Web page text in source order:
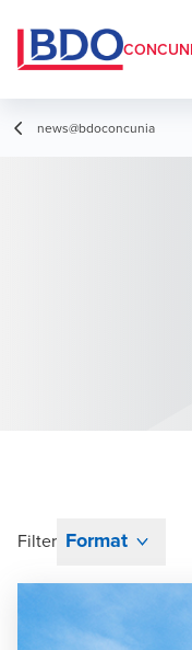
news@bdoconcunia
Filter Format